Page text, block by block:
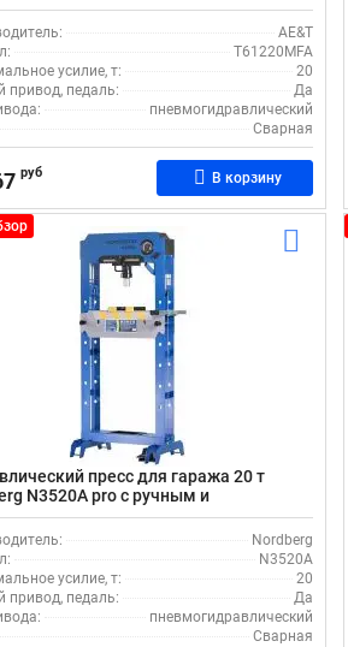
AE&T
T61220MFA
усилие, т:
20
привод, педаль:
Да
пневмогидравлический
Сварная
руб В корзину
пресс для гаража 20 т
N3520A pro с ручным и
приводом
Nordberg
N3520A
усилие, т:
20
привод, педаль:
Да
пневмогидравлический
Сварная